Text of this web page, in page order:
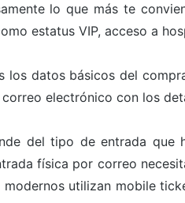
lo que más te
estatus VIP, acceso a
los datos básicos del
electrónico con los
del tipo de entrada
física por correo
utilizan mobile